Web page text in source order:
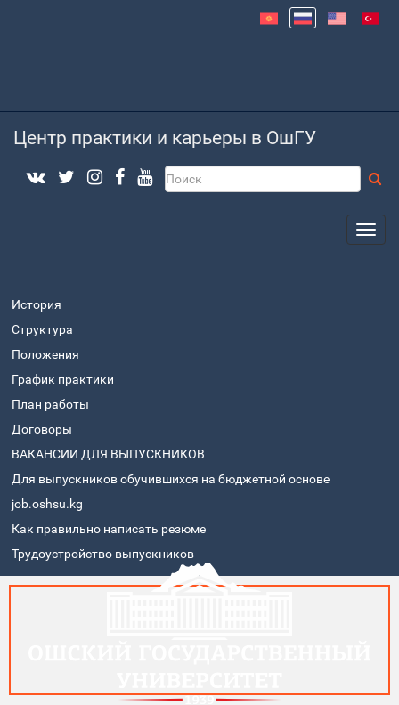
Центр практики и карьеры в ОшГУ
История
Структура
Положения
График практики
План работы
Договоры
ВАКАНСИИ ДЛЯ ВЫПУСКНИКОВ
Для выпускников обучившихся на бюджетной основе
job.oshsu.kg
Как правильно написать резюме
Трудоустройство выпускников